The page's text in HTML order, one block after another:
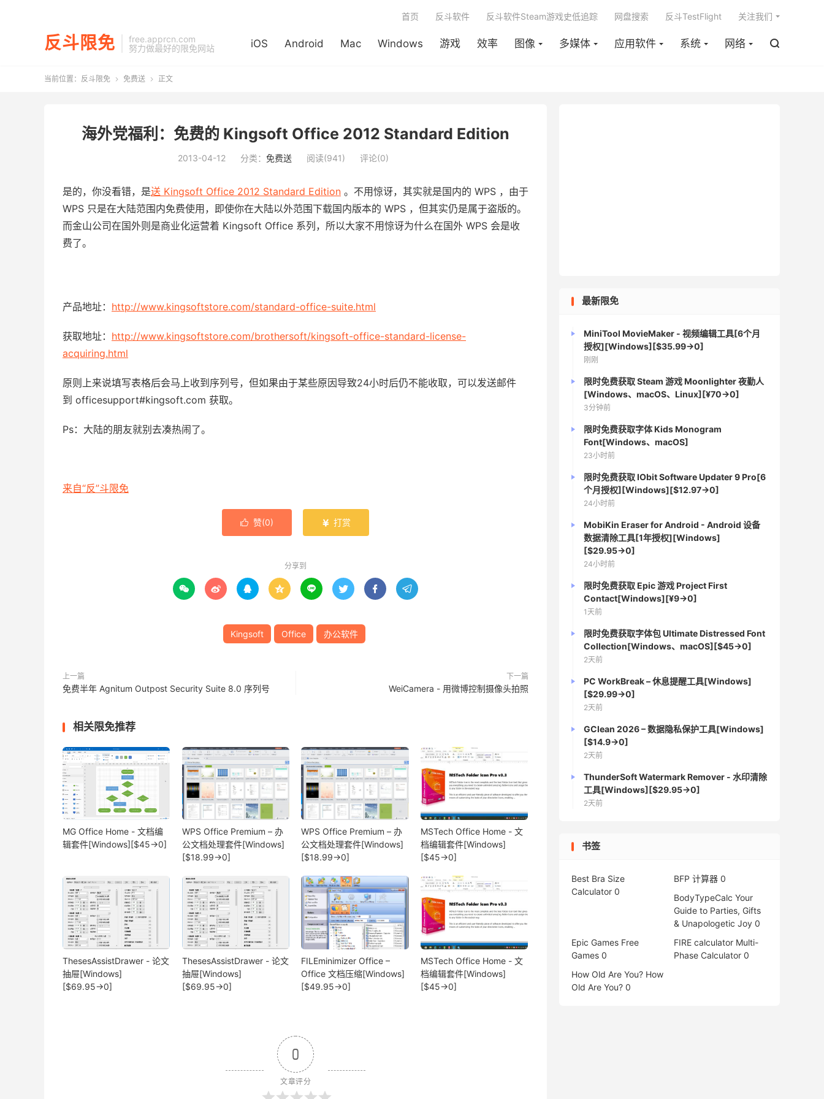
反斗限免
free.apprcn.com
努力做最好的限免网站
iOS Android Mac Windows 游戏 效率 图像 多媒体 应用软件 系统 网络 
首页 反斗软件 反斗软件Steam游戏史低追踪 网盘搜索 反斗TestFlight 关注我们
当前位置： 反斗限免  免费送  正文
海外党福利：免费的 Kingsoft Office 2012 Standard Edition
2013-04-12 分类： 免费送 阅读(941) 评论(0)
是的，你没看错，是送 Kingsoft Office 2012 Standard Edition 。不用惊讶，其实就是国内的 WPS ，由于
WPS 只是在大陆范围内免费使用，即使你在大陆以外范围下载国内版本的 WPS ，但其实仍是属于盗版的。
而金山公司在国外则是商业化运营着 Kingsoft Office 系列，所以大家不用惊讶为什么在国外 WPS 会是收
费了。
产品地址： http://www.kingsoftstore.com/standard-office-suite.html
获取地址： http://www.kingsoftstore.com/brothersoft/kingsoft-office-standard-license-
acquiring.html
原则上来说填写表格后会马上收到序列号，但如果由于某些原因导致24小时后仍不能收取，可以发送邮件
到 officesupport#kingsoft.com 获取。
Ps：大陆的朋友就别去凑热闹了。
来自“反”斗限免
 赞(0)  打赏
分享到
       
Kingsoft Office 办公软件
上一篇
免费半年 Agnitum Outpost Security Suite 8.0 序列号
下一篇
WeiCamera - 用微博控制摄像头拍照
相关限免推荐
MG Office Home - 文档编
辑套件[Windows][$45→0]
WPS Office Premium – 办
公文档处理套件[Windows]
[$18.99→0]
WPS Office Premium – 办
公文档处理套件[Windows]
[$18.99→0]
MSTech Office Home - 文
档编辑套件[Windows]
[$45→0]
ThesesAssistDrawer - 论文
抽屉[Windows]
[$69.95→0]
ThesesAssistDrawer - 论文
抽屉[Windows]
[$69.95→0]
FILEminimizer Office –
Office 文档压缩[Windows]
[$49.95→0]
MSTech Office Home - 文
档编辑套件[Windows]
[$45→0]
0
文章评分
最新限免
MiniTool MovieMaker - 视频编辑工具[6个月
授权][Windows][$35.99→0]
刚刚
限时免费获取 Steam 游戏 Moonlighter 夜勤人
[Windows、macOS、Linux][¥70→0]
3分钟前
限时免费获取字体 Kids Monogram
Font[Windows、macOS]
23小时前
限时免费获取 IObit Software Updater 9 Pro[6
个月授权][Windows][$12.97→0]
24小时前
MobiKin Eraser for Android - Android 设备
数据清除工具[1年授权][Windows]
[$29.95→0]
24小时前
限时免费获取 Epic 游戏 Project First
Contact[Windows][¥9→0]
1天前
限时免费获取字体包 Ultimate Distressed Font
Collection[Windows、macOS][$45→0]
2天前
PC WorkBreak – 休息提醒工具[Windows]
[$29.99→0]
2天前
GClean 2026 – 数据隐私保护工具[Windows]
[$14.9→0]
2天前
ThunderSoft Watermark Remover - 水印清除
工具[Windows][$29.95→0]
2天前
书签
Best Bra Size
Calculator 0
BFP 计算器 0
BodyTypeCalc Your
Guide to Parties, Gifts
& Unapologetic Joy 0
Epic Games Free
Games 0
FIRE calculator Multi-
Phase Calculator 0
How Old Are You? How
Old Are You? 0